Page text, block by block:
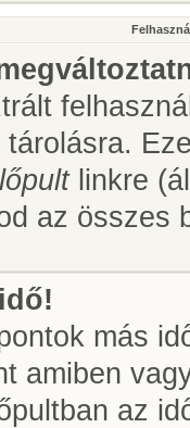
linkre
az összes
más
amiben
az